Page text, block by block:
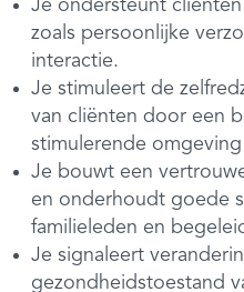
Je ondersteunt
zoals persoonlijke
interactie.
Je stimuleert de
van cliënten door een
stimulerende
Je bouwt een
en onderhoudt goede
familieleden en
Je signaleert
gezondheidstoestand